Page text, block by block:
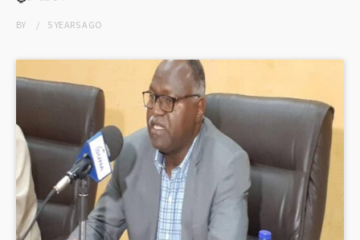
BY 5 YEARSAGO